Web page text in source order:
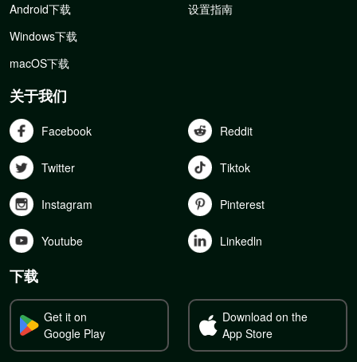
Android下载
Windows下载
macOS下载
设置指南
关于我们
Facebook Reddit
Twitter Tiktok
Instagram Pinterest
Youtube Linkedln
下载
Get it on
Google Play
Download on the
App Store